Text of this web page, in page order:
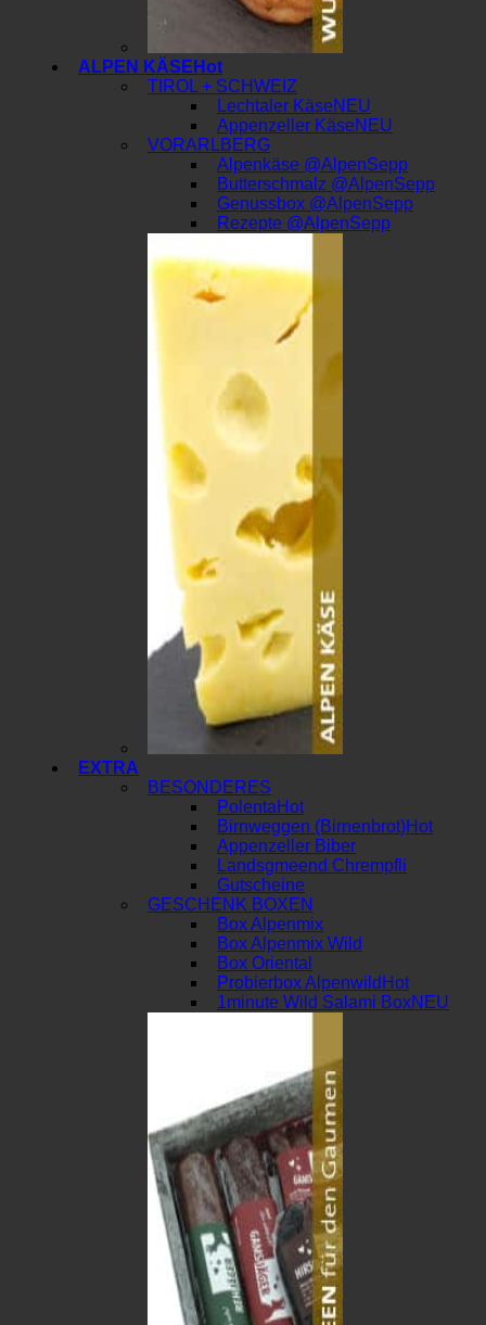
ALPEN KÄSE
TIROL + SCHWEIZ
Lechtaler Käse
Appenzeller Käse
VORARLBERG
Alpenkäse @AlpenSepp
Butterschmalz @AlpenSepp
Genussbox @AlpenSepp
Rezepte @AlpenSepp
EXTRA
BESONDERES
Polenta
Birnweggen (Birnenbrot)
Appenzeller Biber
Landsgmeend Chrempfli
Gutscheine
GESCHENK BOXEN
Box Alpenmix
Box Alpenmix Wild
Box Oriental
Probierbox Alpenwild
1minute Wild Salami Box